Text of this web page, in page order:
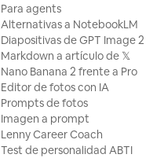
Para agents
Alternativas a NotebookLM
Diapositivas de GPT Image 2
Markdown a artículo de 𝕏
Nano Banana 2 frente a Pro
Editor de fotos con IA
Prompts de fotos
Imagen a prompt
Lenny Career Coach
Test de personalidad ABTI